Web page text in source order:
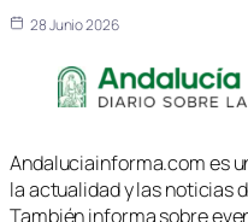
28 Junio 2026
Andaluciainforma.com es
la actualidad y las noticias
También informa sobre